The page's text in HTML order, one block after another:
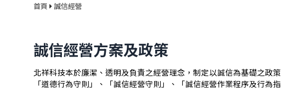
首頁 誠信經營
誠信經營方案及政策
北祥科技本於廉潔、透明及負責之經營理念，制定以誠信為基礎之政
「道德行為守則」、「誠信經營守則」、「誠信經營作業程序及行